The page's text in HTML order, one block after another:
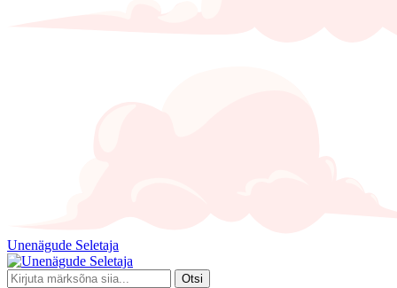
Unenägude Seletaja
Otsi